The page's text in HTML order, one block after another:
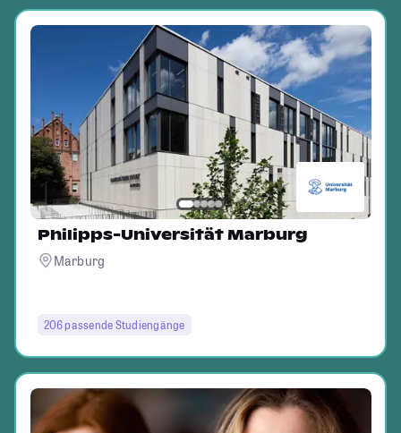
Philipps-Universität Marburg
Marburg
206 passende Studiengänge